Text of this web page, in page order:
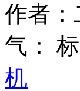
作者：
气：
机